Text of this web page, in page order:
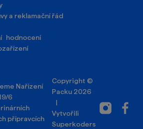
a reklamační řád
hodnocení
Nařízení
6
přípravcích
Copyright ©
Packu 2026
|
Vytvořili
Superkoders
Instagram